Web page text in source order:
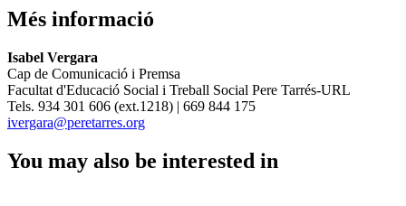
Més informació
Isabel Vergara
Cap de Comunicació i Premsa
Facultat d'Educació Social i Treball Social Pere Tarrés-URL
Tels. 934 301 606 (ext.1218) | 669 844 175
ivergara@peretarres.org
You may also be interested in